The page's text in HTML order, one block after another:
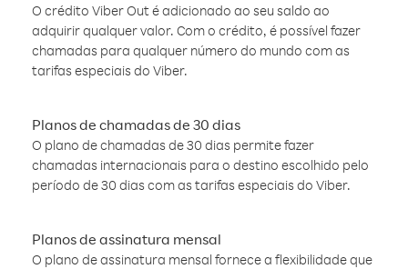
O crédito Viber Out é adicionado ao seu saldo ao
adquirir qualquer valor. Com o crédito, é possível fazer
chamadas para qualquer número do mundo com as
tarifas especiais do Viber.
Planos de chamadas de 30 dias
O plano de chamadas de 30 dias permite fazer
chamadas internacionais para o destino escolhido pelo
período de 30 dias com as tarifas especiais do Viber.
Planos de assinatura mensal
O plano de assinatura mensal fornece a flexibilidade que